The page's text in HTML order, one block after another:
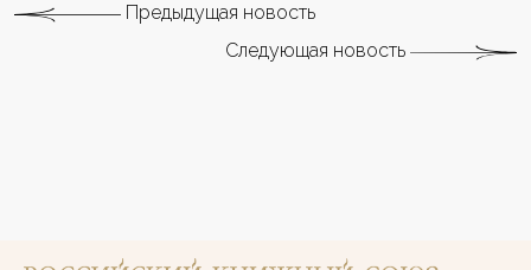
Предыдущая новость
Следующая новость